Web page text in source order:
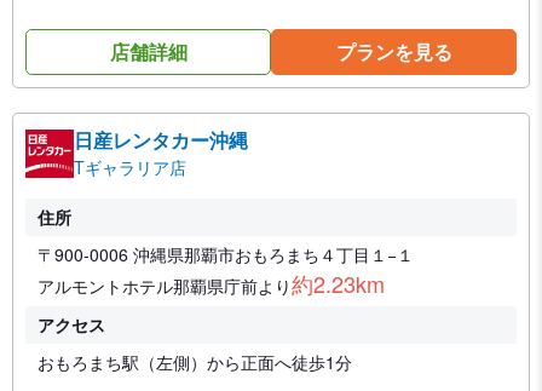
店舗詳細 プランを見る
日産レンタカー沖縄
Tギャラリア店
住所
〒900-0006 沖縄県那覇市おもろまち４丁目１−１
アルモントホテル那覇県庁前より約2.23km
アクセス
おもろまち駅（左側）から正面へ徒歩1分